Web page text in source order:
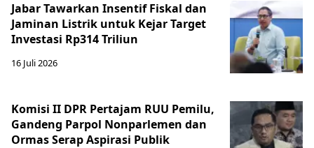
Jabar Tawarkan Insentif Fiskal dan
Jaminan Listrik untuk Kejar Target
Investasi Rp314 Triliun
16 Juli 2026
Komisi II DPR Pertajam RUU Pemilu,
Gandeng Parpol Nonparlemen dan
Ormas Serap Aspirasi Publik